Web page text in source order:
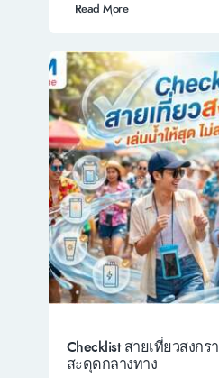
Read More
Checklist สายเที่ยวสงก
สะดุดกลางทาง